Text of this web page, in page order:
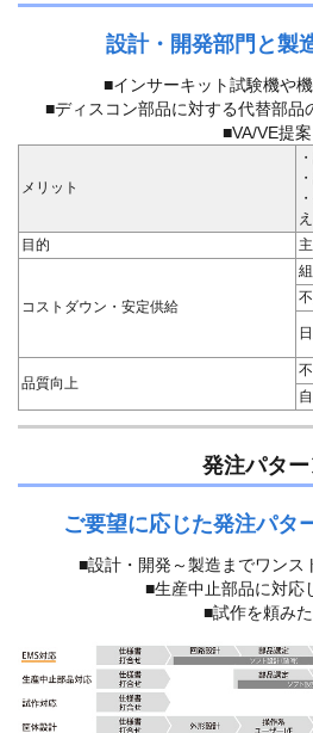
設計・開発部門と製
■インサーキット試験機や
■ディスコン部品に対する代替部品
■VA/VE提案
メリット
目的
コストダウン・安定供給
品質向上
発注パタ
ご要望に応じた発注パタ
■設計・開発～製造までワンス
■生産中止部品に対応
■試作を頼み